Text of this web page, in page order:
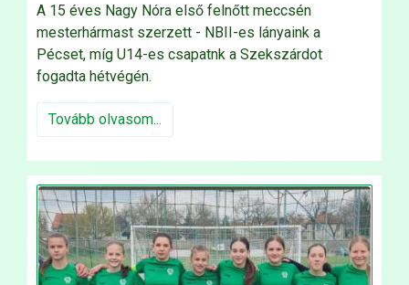
A 15 éves Nagy Nóra első felnőtt meccsén
mesterhármast szerzett - NBII-es lányaink a
Pécset, míg U14-es csapatnk a Szekszárdot
fogadta hétvégén.
Tovább olvasom...